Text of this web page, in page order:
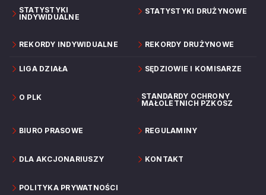
STATYSTYKI
INDYWIDUALNE
STATYSTYKI DRUŻYNOWE
REKORDY INDYWIDUALNE REKORDY DRUŻYNOWE
LIGA DZIAŁA SĘDZIOWIE I KOMISARZE
O PLK
STANDARDY OCHRONY
MAŁOLETNICH PZKOSZ
BIURO PRASOWE REGULAMINY
DLA AKCJONARIUSZY KONTAKT
POLITYKA PRYWATNOŚCI